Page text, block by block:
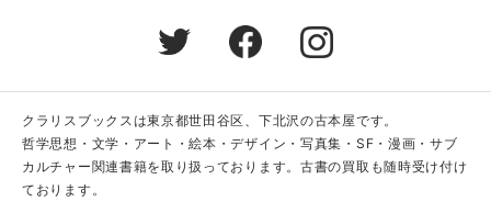
クラリスブックスは東京都世田谷区、下北沢の古本屋です。
哲学思想・文学・アート・絵本・デザイン・写真集・SF・漫画・サブ
カルチャー関連書籍を取り扱っております。古書の買取も随時受け付け
ております。